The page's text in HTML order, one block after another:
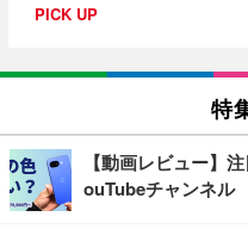
PICK UP
特
【動画レビュー】
ouTubeチャンネル